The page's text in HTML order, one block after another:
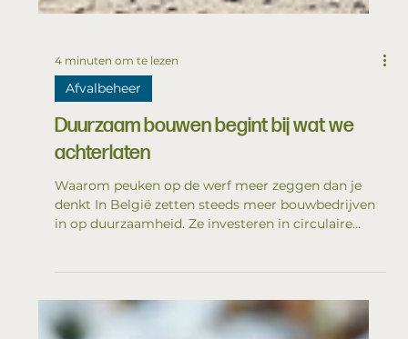
4 minuten om te lezen
Afvalbeheer
Duurzaam bouwen begint bij wat we
achterlaten
Waarom peuken op de werf meer zeggen dan je
energiezuinige technieken.Toch ligt er nog een
uitdaging vlak onder onze voeten: de duizenden